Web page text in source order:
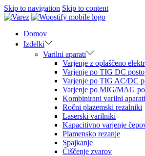
Skip to navigation Skip to content
Domov
Izdelki
Varilni aparati
Varjenje z oplaščeno
Varjenje po TIG DC
Varjenje po TIG AC/DC
Varjenje po MIG/MAG
Kombinirani varilni aparati
Ročni plazemski rezalniki
Laserski varilniki
Kapacitivno varjenje
Plamensko rezanje
Spajkanje
Čiščenje zvarov